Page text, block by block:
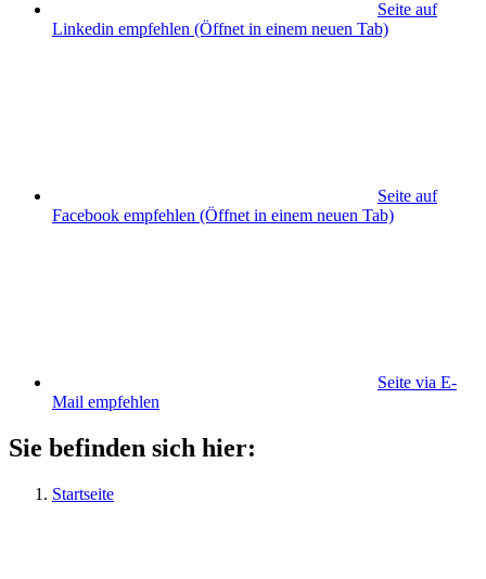
Seite auf
Linkedin empfehlen (Öffnet in einem neuen Tab)
Seite auf
Facebook empfehlen (Öffnet in einem neuen Tab)
Seite via E-
Mail empfehlen
Sie befinden sich hier:
Startseite